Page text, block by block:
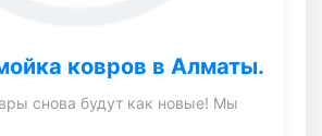
ковров в Алматы.
снова будут как новые! Мы